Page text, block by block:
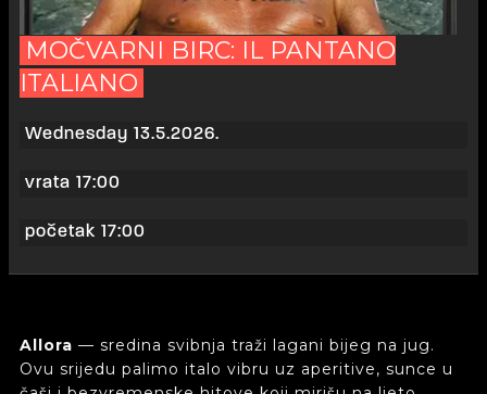
MOČVARNI BIRC: IL PANTANO
ITALIANO
Wednesday 13.5.2026.
vrata 17:00
početak 17:00
Allora — sredina svibnja traži lagani bijeg na jug.
Ovu srijedu palimo italo vibru uz aperitive, sunce u